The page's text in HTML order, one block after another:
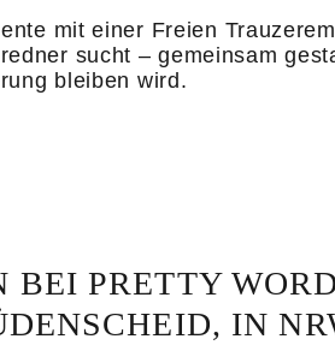
mit einer Freien
sucht – gemeinsam
bleiben wird.
PRETTY
IN